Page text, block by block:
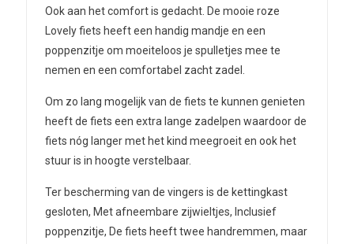
Ook aan het comfort is gedacht. De mooie roze
Lovely fiets heeft een handig mandje en een
poppenzitje om moeiteloos je spulletjes mee te
nemen en een comfortabel zacht zadel.
Om zo lang mogelijk van de fiets te kunnen genieten
heeft de fiets een extra lange zadelpen waardoor de
fiets nóg langer met het kind meegroeit en ook het
stuur is in hoogte verstelbaar.
Ter bescherming van de vingers is de kettingkast
gesloten, Met afneembare zijwieltjes, Inclusief
poppenzitje, De fiets heeft twee handremmen, maar